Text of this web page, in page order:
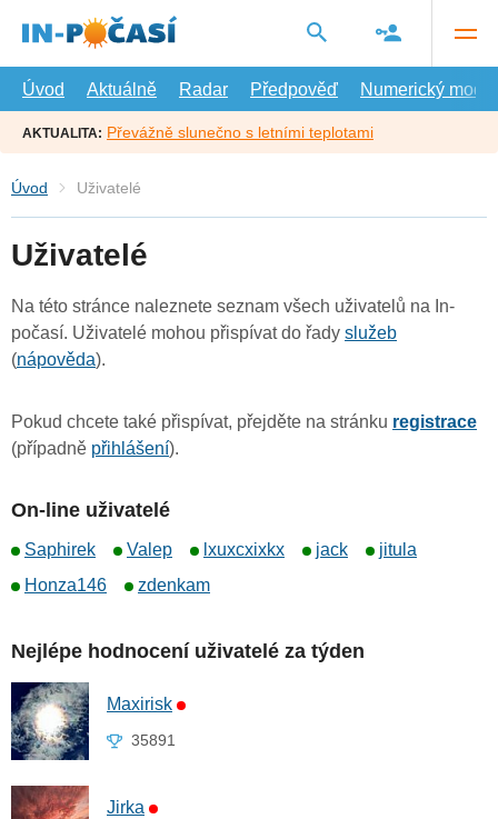
hlavní
Úvod
Aktuálně Radar Předpověď Numerický model
AKTUALITA: Převážně slunečno s letními teplotami
Úvod Uživatelé
Uživatelé
Na této stránce naleznete seznam všech uživatelů na In-
počasí. Uživatelé mohou přispívat do řady služeb
(nápověda).
Pokud chcete také přispívat, přejděte na stránku registrace
(případně přihlášení).
On-line uživatelé
Saphirek Valep lxuxcxixkx jack
jitula
Honza146
zdenkam
Nejlépe hodnocení uživatelé za týden
Maxirisk
35891
Jirka